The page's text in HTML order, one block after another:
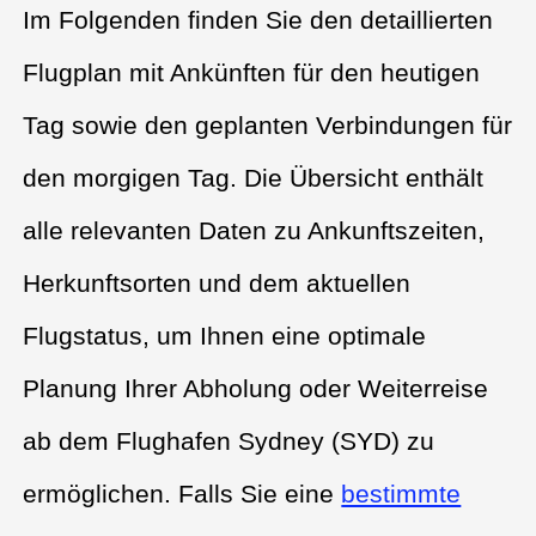
Im Folgenden finden Sie den detaillierten
Flugplan mit Ankünften für den heutigen
Tag sowie den geplanten Verbindungen für
den morgigen Tag. Die Übersicht enthält
alle relevanten Daten zu Ankunftszeiten,
Herkunftsorten und dem aktuellen
Flugstatus, um Ihnen eine optimale
Planung Ihrer Abholung oder Weiterreise
ab dem Flughafen Sydney (SYD) zu
ermöglichen. Falls Sie eine bestimmte